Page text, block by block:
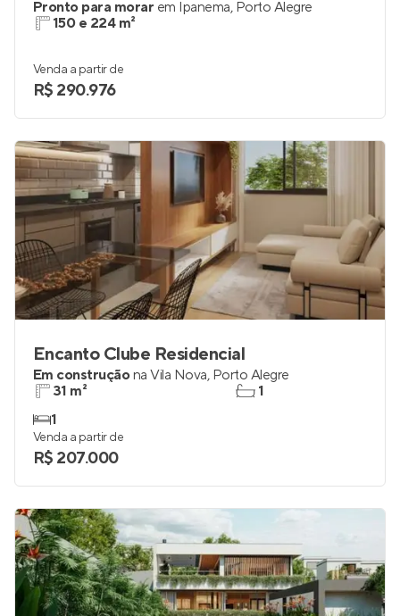
Pronto para morar em Ipanema, Porto Alegre
150 e 224 m²
Venda a partir de
R$ 290.976
Encanto Clube Residencial
Em construçãona Vila Nova, Porto Alegre
31 m²
1
1
Venda a partir de
R$ 207.000